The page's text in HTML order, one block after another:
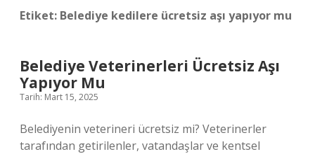
Etiket: Belediye kedilere ücretsiz aşı yapıyor mu
Belediye Veterinerleri Ücretsiz Aşı
Yapıyor Mu
Tarih: Mart 15, 2025
Belediyenin veterineri ücretsiz mi? Veterinerler
tarafından getirilenler, vatandaşlar ve kentsel